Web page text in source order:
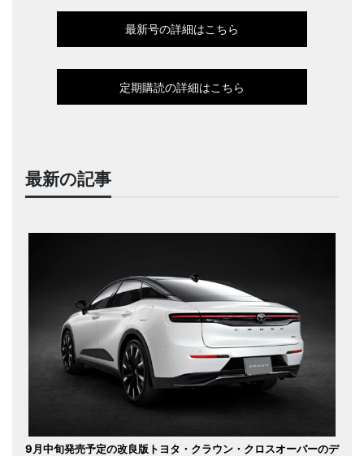
最新号の詳細はこちら
定期購読の詳細はこちら
最新の記事
9月中旬発売予定の改良版トヨタ・クラウン・クロスオーバーのデ